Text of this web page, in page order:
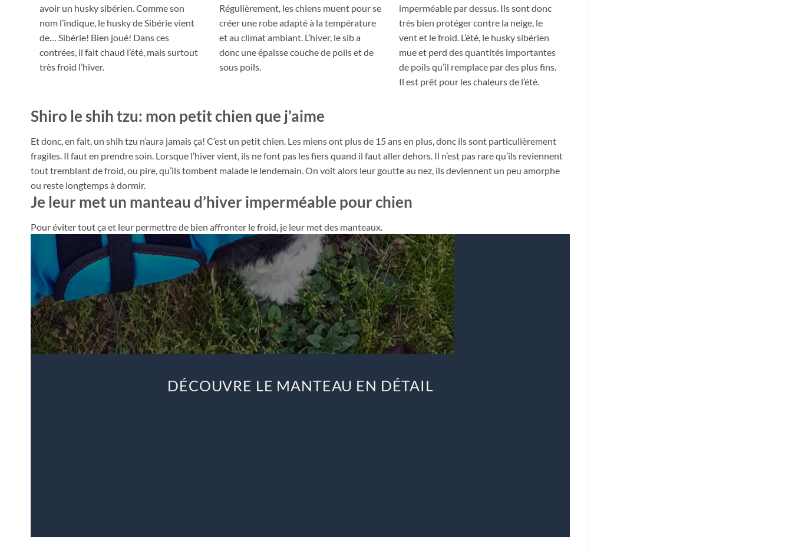
avoir un husky sibérien. Comme son
nom l’indique, le husky de Sibérie vient
de… Sibérie! Bien joué! Dans ces
contrées, il fait chaud l’été, mais surtout
très froid l’hiver.
Régulièrement, les chiens muent pour se
créer une robe adapté à la température
et au climat ambiant. L’hiver, le sib a
donc une épaisse couche de poils et de
sous poils.
imperméable par dessus. Ils sont donc
très bien protéger contre la neige, le
vent et le froid. L’été, le husky sibérien
mue et perd des quantités importantes
de poils qu’il remplace par des plus fins.
Il est prêt pour les chaleurs de l’été.
Shiro le shih tzu: mon petit chien que j’aime
Et donc, en fait, un shih tzu n’aura jamais ça! C’est un petit chien. Les miens ont plus de 15 ans en plus, donc ils sont particulièrement
fragiles. Il faut en prendre soin. Lorsque l’hiver vient, ils ne font pas les fiers quand il faut aller dehors. Il n’est pas rare qu’ils reviennent
tout tremblant de froid, ou pire, qu’ils tombent malade le lendemain. On voit alors leur goutte au nez, ils deviennent un peu amorphe
ou reste longtemps à dormir.
Je leur met un manteau d’hiver imperméable pour chien
Pour éviter tout ça et leur permettre de bien affronter le froid, je leur met des manteaux.
DÉCOUVRE LE MANTEAU EN DÉTAIL